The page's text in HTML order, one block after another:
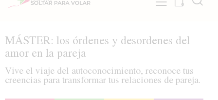
0
MÁSTER: los órdenes y desordenes del
amor en la pareja
Vive el viaje del autoconocimiento, reconoce tus
creencias para transformar tus relaciones de pareja.